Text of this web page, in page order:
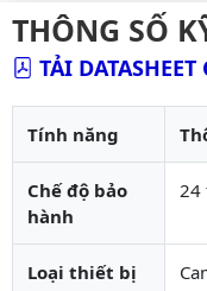
THÔNG SỐ
TẢI
Tính năng
Chế độ bảo
hành
24
Loại thiết bị